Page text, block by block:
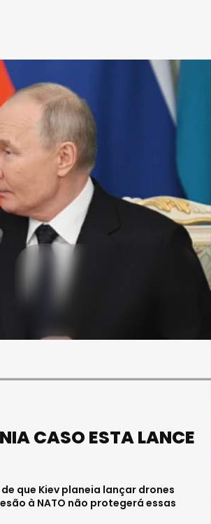
CASO ESTA LANCE
que Kiev planeia lançar drones
à NATO não protegerá essas
FALECEU PAULA ALMEIDA,
JOVEM ENFERMEIRA NO